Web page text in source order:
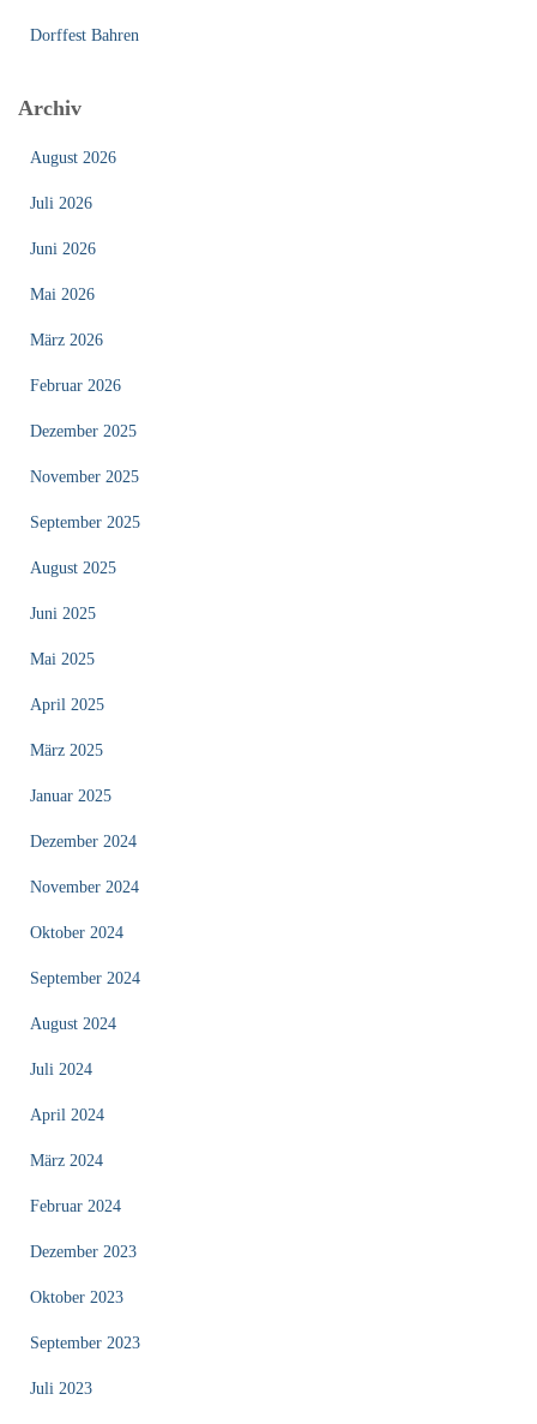
Dorffest Bahren
Archiv
August 2026
Juli 2026
Juni 2026
Mai 2026
März 2026
Februar 2026
Dezember 2025
November 2025
September 2025
August 2025
Juni 2025
Mai 2025
April 2025
März 2025
Januar 2025
Dezember 2024
November 2024
Oktober 2024
September 2024
August 2024
Juli 2024
April 2024
März 2024
Februar 2024
Dezember 2023
Oktober 2023
September 2023
Juli 2023